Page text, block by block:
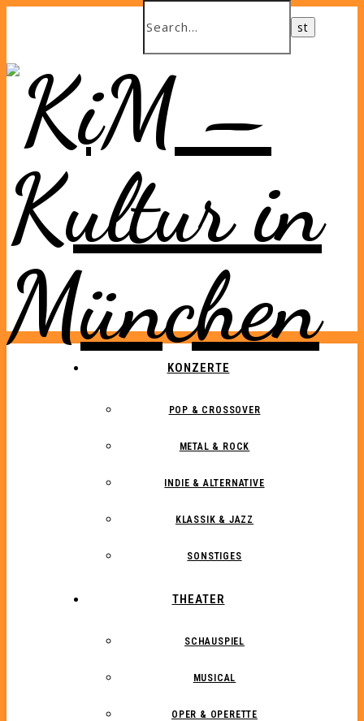
KONZERTE
POP & CROSSOVER
METAL & ROCK
INDIE & ALTERNATIVE
KLASSIK & JAZZ
SONSTIGES
THEATER
SCHAUSPIEL
MUSICAL
OPER & OPERETTE